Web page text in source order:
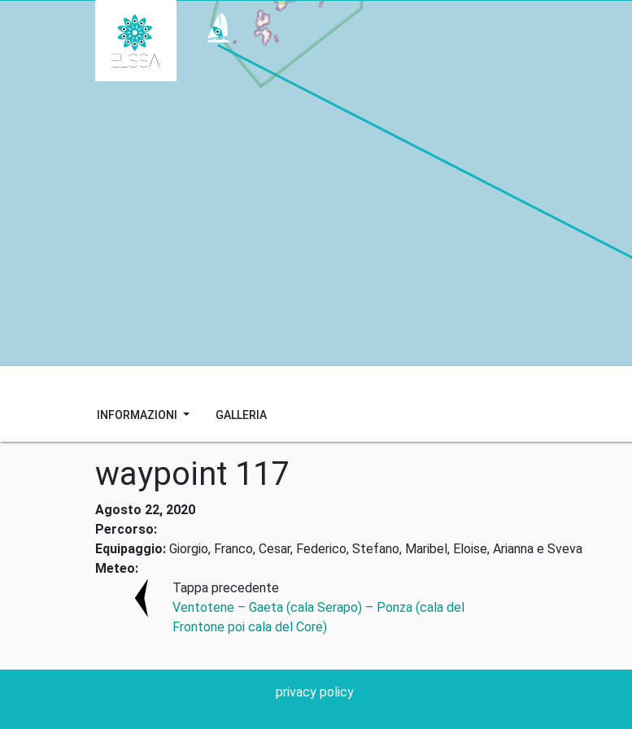
INFORMAZIONI GALLERIA
waypoint 117
Agosto 22, 2020
Percorso:
Equipaggio: Giorgio, Franco, Cesar, Federico, Stefano, Maribel, Eloise, Arianna e Sveva
Meteo:
Tappa precedente
Ventotene – Gaeta (cala Serapo) – Ponza (cala del
Frontone poi cala del Core)
privacy policy